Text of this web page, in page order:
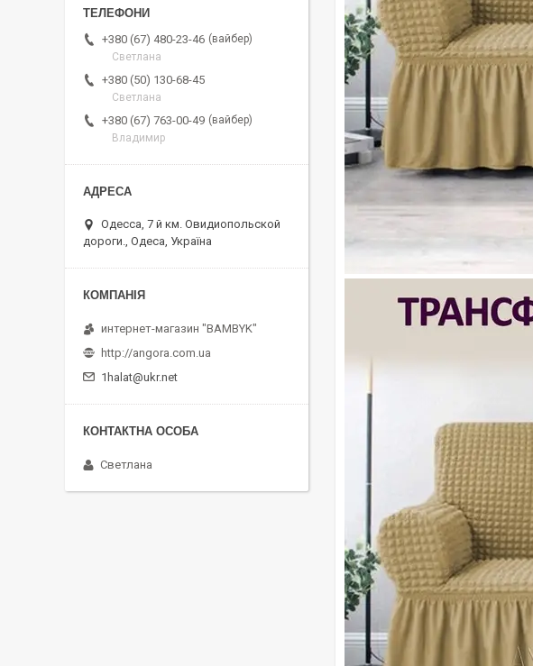
+380 (67) 480-23-46
вайбер
Светлана
+380 (50) 130-68-45
Светлана
+380 (67) 763-00-49
вайбер
Владимир
Одесса, 7 й км. Овидиопольской
дороги., Одеса, Україна
интернет-магазин "BAMBYK"
http://angora.com.ua
1halat@ukr.net
Светлана